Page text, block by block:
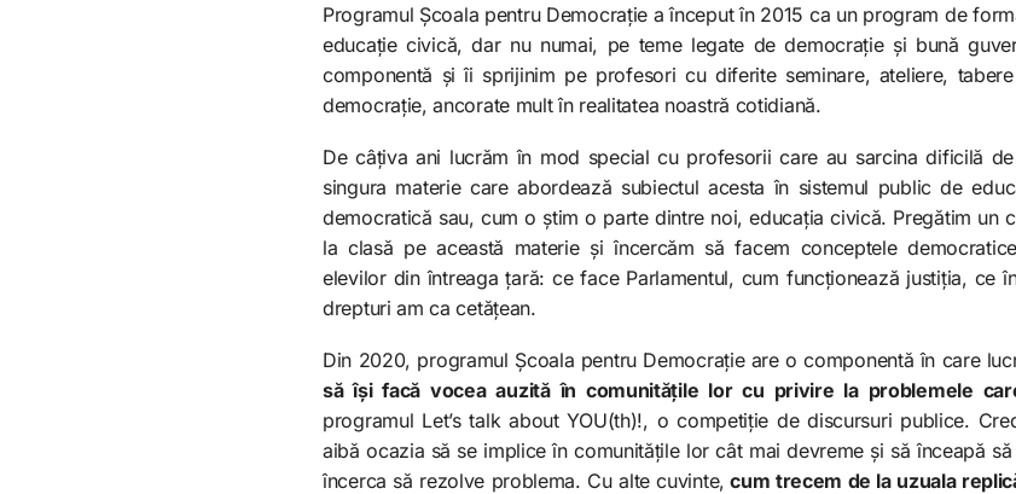
Programul Școala pentru Democrație a început în 2015 ca un program de
educație civică, dar nu numai, pe teme legate de democrație și bună
componentă și îi sprijinim pe profesori cu diferite seminare, ateliere,
democrație, ancorate mult în realitatea noastră cotidiană.
De câțiva ani lucrăm în mod special cu profesorii care au sarcina dificilă
singura materie care abordează subiectul acesta în sistemul public de
democratică sau, cum o știm o parte dintre noi, educația civică. Pregătim un
la clasă pe această materie și încercăm să facem conceptele
elevilor din întreaga țară: ce face Parlamentul, cum funcționează justiția, ce
drepturi am ca cetățean.
Din 2020, programul Școala pentru Democrație are o componentă în care
să își facă vocea auzită în comunitățile lor cu privire la problemele
programul Let’s talk about YOU(th)!, o competiție de discursuri publice.
aibă ocazia să se implice în comunitățile lor cât mai devreme și să înceapă
încerca să rezolve problema. Cu alte cuvinte, cum trecem de la uzuala